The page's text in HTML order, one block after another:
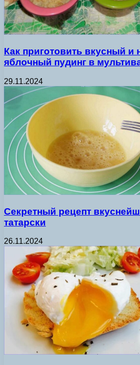
Как приготовить вкусный и
яблочный пудинг в
29.11.2024
Секретный рецепт
татарски
26.11.2024